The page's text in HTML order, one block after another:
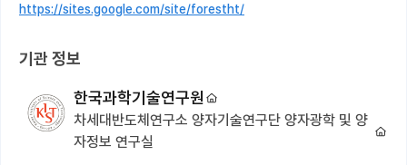
https://sites.google.com/site/forestht/
기관 정보
한국과학기술연구원
차세대반도체연구소 양자기술연구단 양자광학 및 양
자정보 연구실